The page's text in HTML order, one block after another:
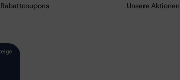
Rabattcoupons Unsere Aktionen